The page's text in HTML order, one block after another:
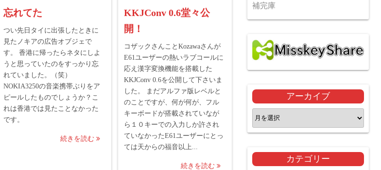
忘れてた
つい先日タイに出張したときに
見たノキアの広告オブジェで
す。 香港に帰ったらネタにしよ
うと思っていたのをすっかり忘
れていました。（笑）
NOKIA3250の音楽携帯ぶりをア
ピールしたものでしょうか？こ
れは香港では見たことなかった
です。
続きを読む
KKJConv 0.6堂々公
開！
コザックさんことKozawaさんが
E61ユーザーの熱いラブコールに
応え漢字変換機能を搭載した
KKJConv 0.6を公開して下さいま
した。 まだアルファ版レベルと
のことですが、何が何が、フル
キーボードが搭載されていなが
ら１０キーでの入力しか許され
ていなかったE61ユーザーにとっ
ては天からの福音以上...
続きを読む
補完庫
アーカイブ
ア
ー
イ
ブ
カテゴリー